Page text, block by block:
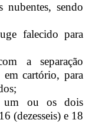
nubentes, sendo
falecido para
a separação
cartório, para
um ou os dois
(dezesseis) e 18